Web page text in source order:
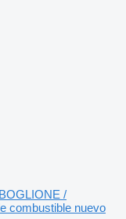
/
combustible nuevo